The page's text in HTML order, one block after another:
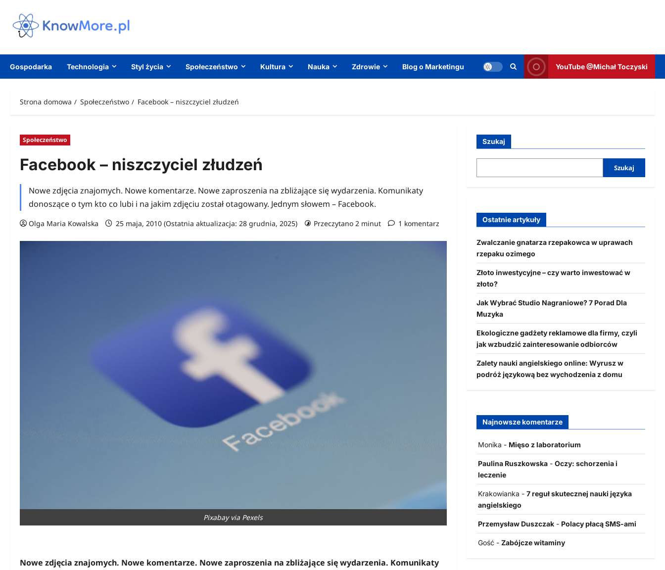
treści
Gospodarka Technologia Styl życia Społeczeństwo Kultura Nauka Zdrowie Blog o Marketingu YouTube @Michał Toczyski
Strona domowa Społeczeństwo Facebook – niszczyciel złudzeń
Społeczeństwo
Facebook – niszczyciel złudzeń
Nowe zdjęcia znajomych. Nowe komentarze. Nowe zaproszenia na zbliżające się wydarzenia. Komunikaty
donoszące o tym kto co lubi i na jakim zdjęciu został otagowany. Jednym słowem – Facebook.
Olga Maria Kowalska 25 maja, 2010 (Ostatnia aktualizacja: 28 grudnia, 2025) Przeczytano 2 minut 1 komentarz
Pixabay via Pexels
Nowe zdjęcia znajomych. Nowe komentarze. Nowe zaproszenia na zbliżające się wydarzenia. Komunikaty
Szukaj
Szukaj
Ostatnie artykuły
Zwalczanie gnatarza rzepakowca w uprawach
rzepaku ozimego
Złoto inwestycyjne – czy warto inwestować w
złoto?
Jak Wybrać Studio Nagraniowe? 7 Porad Dla
Muzyka
Ekologiczne gadżety reklamowe dla firmy, czyli
jak wzbudzić zainteresowanie odbiorców
Zalety nauki angielskiego online: Wyrusz w
podróż językową bez wychodzenia z domu
Najnowsze komentarze
Monika - Mięso z laboratorium
Paulina Ruszkowska- Oczy: schorzenia i
leczenie
Krakowianka - 7 reguł skutecznej nauki języka
angielskiego
Przemysław Duszczak- Polacy płacą SMS-ami
Gość - Zabójcze witaminy